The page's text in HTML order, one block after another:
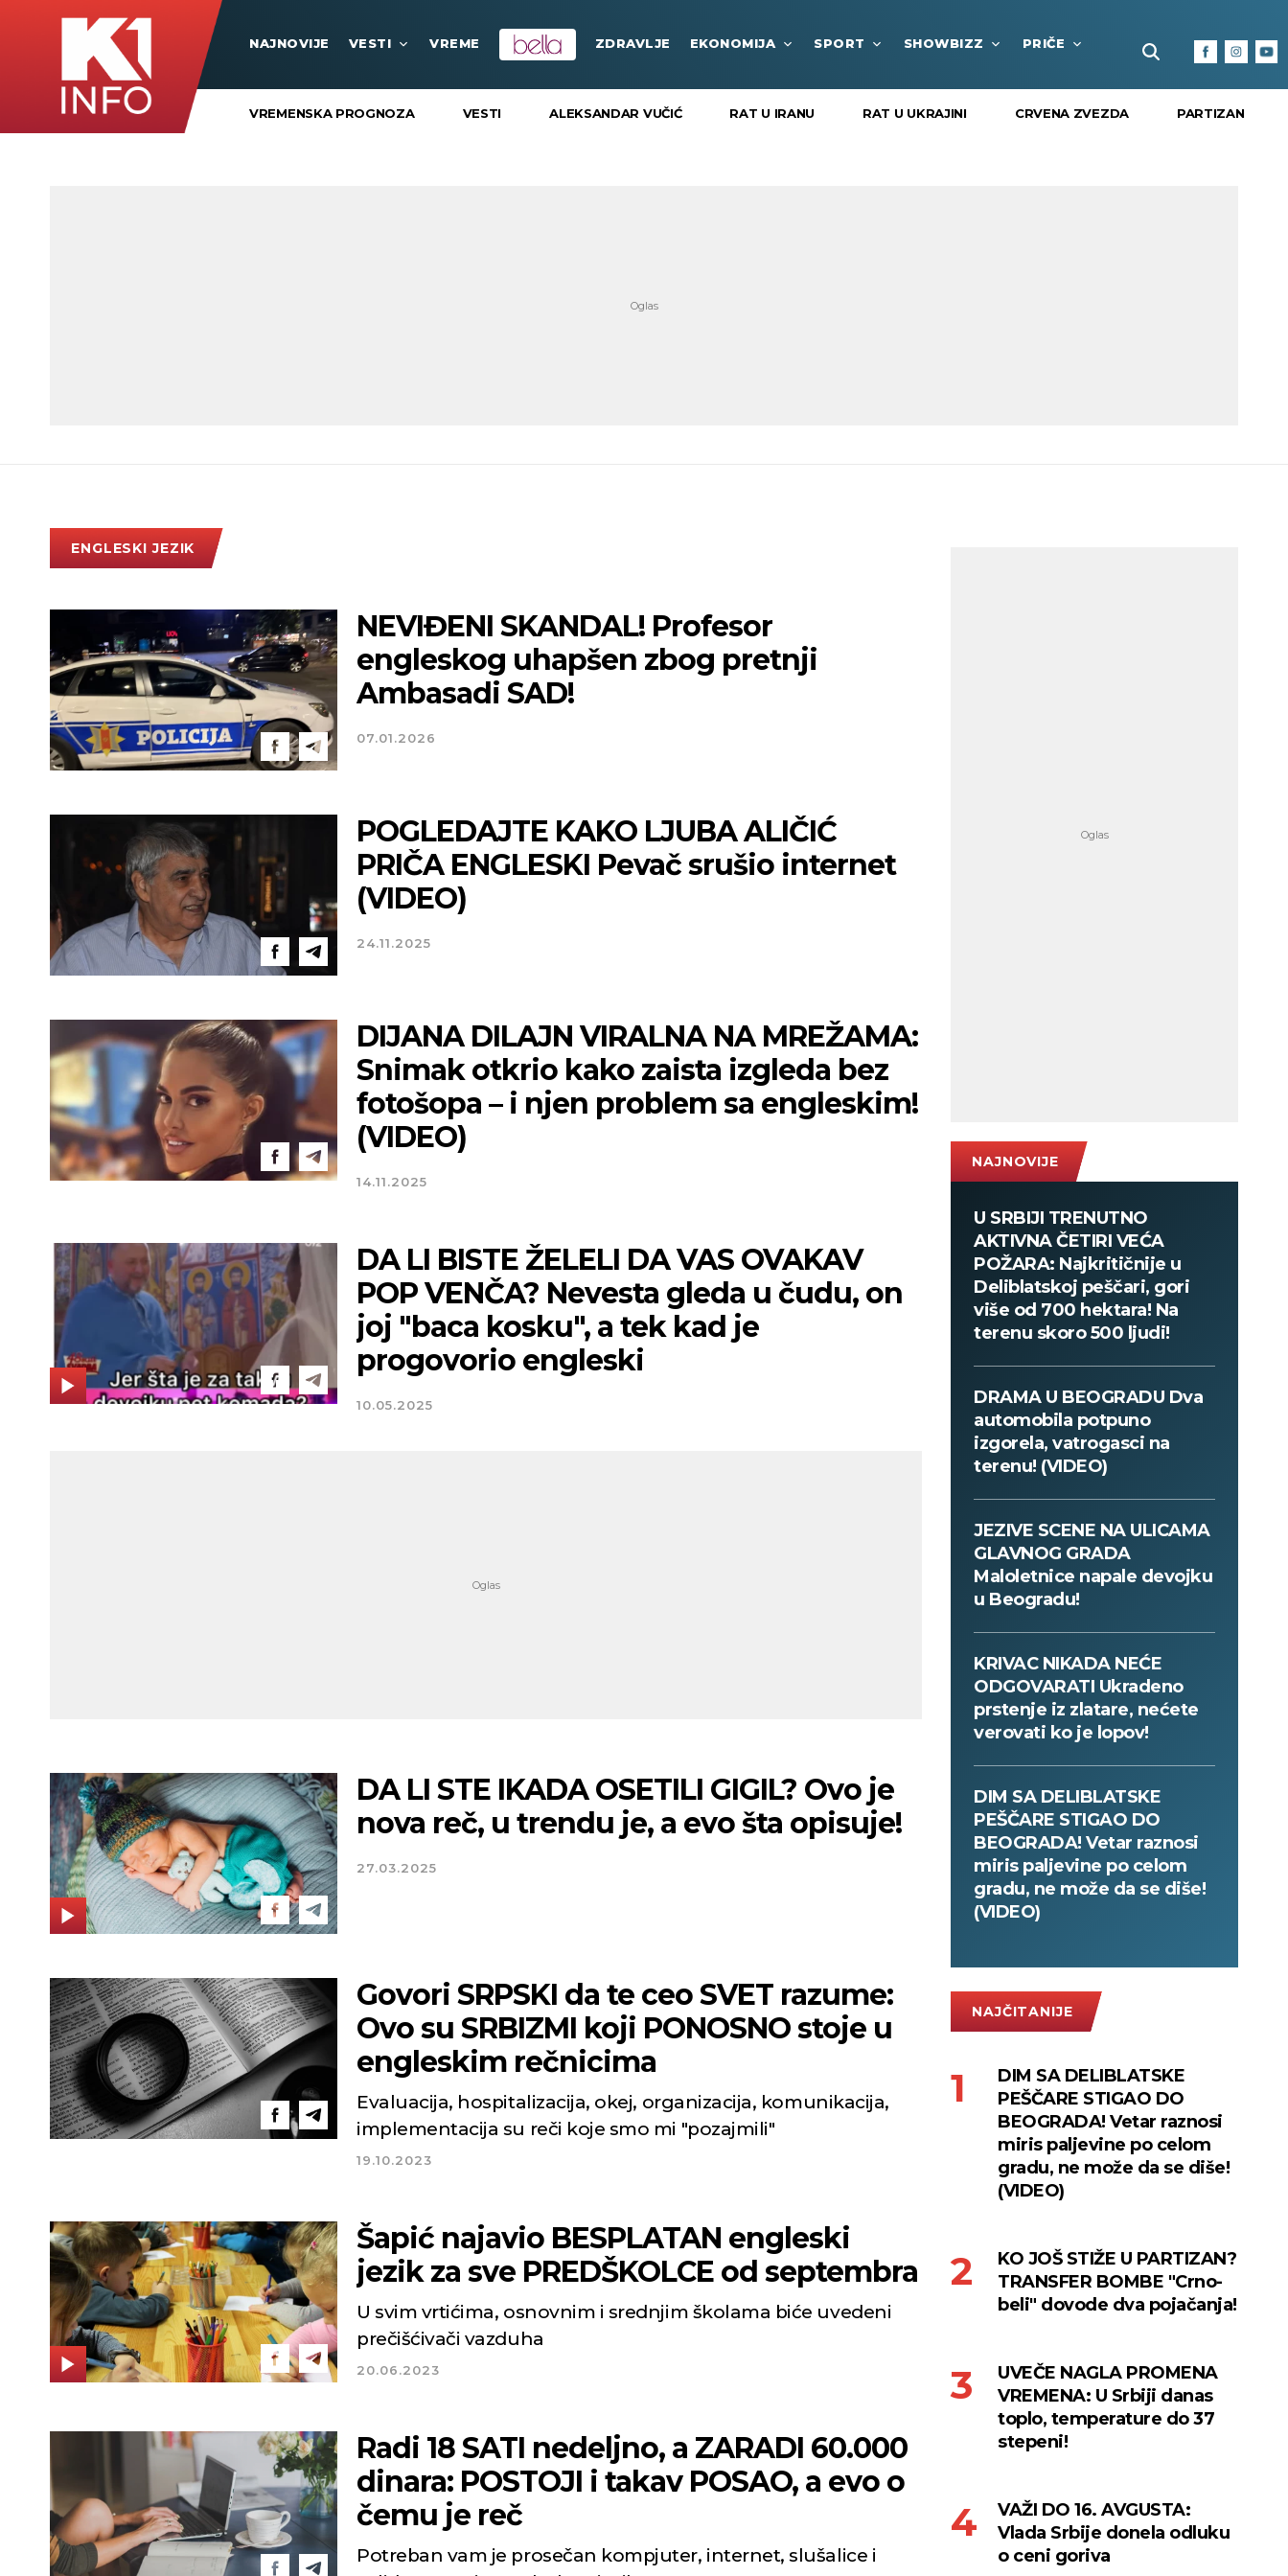
NAJNOVIJE VESTI VREME ZDRAVLJE EKONOMIJA SPORT SHOWBIZZ PRIČE FUN BOX KULTURA I
VREMENSKA PROGNOZA VESTI ALEKSANDAR VUČIĆ RAT U IRANU RAT U UKRAJINI CRVENA ZVEZDA PARTIZAN
ENGLESKI JEZIK
NEVIĐENI SKANDAL! Profesor
engleskog uhapšen zbog pretnji
Ambasadi SAD!
07.01.2026
POGLEDAJTE KAKO LJUBA ALIČIĆ
PRIČA ENGLESKI Pevač srušio internet
(VIDEO)
24.11.2025
DIJANA DILAJN VIRALNA NA MREŽAMA:
Snimak otkrio kako zaista izgleda bez
fotošopa – i njen problem sa engleskim!
(VIDEO)
14.11.2025
DA LI BISTE ŽELELI DA VAS OVAKAV
POP VENČA? Nevesta gleda u čudu, on
joj "baca kosku", a tek kad je
progovorio engleski
10.05.2025
DA LI STE IKADA OSETILI GIGIL? Ovo je
nova reč, u trendu je, a evo šta opisuje!
27.03.2025
Govori SRPSKI da te ceo SVET razume:
Ovo su SRBIZMI koji PONOSNO stoje u
engleskim rečnicima
Evaluacija, hospitalizacija, okej, organizacija, komunikacija,
implementacija su reči koje smo mi "pozajmili"
19.10.2023
Šapić najavio BESPLATAN engleski
jezik za sve PREDŠKOLCE od septembra
U svim vrtićima, osnovnim i srednjim školama biće uvedeni
prečišćivači vazduha
20.06.2023
Radi 18 SATI nedeljno, a ZARADI 60.000
dinara: POSTOJI i takav POSAO, a evo o
čemu je reč
Potreban vam je prosečan kompjuter, internet, slušalice i
NAJNOVIJE
U SRBIJI TRENUTNO
AKTIVNA ČETIRI VEĆA
POŽARA: Najkritičnije u
Deliblatskoj peščari, gori
više od 700 hektara! Na
terenu skoro 500 ljudi!
DRAMA U BEOGRADU Dva
automobila potpuno
izgorela, vatrogasci na
terenu! (VIDEO)
JEZIVE SCENE NA ULICAMA
GLAVNOG GRADA
Maloletnice napale devojku
u Beogradu!
KRIVAC NIKADA NEĆE
ODGOVARATI Ukradeno
prstenje iz zlatare, nećete
verovati ko je lopov!
DIM SA DELIBLATSKE
PEŠČARE STIGAO DO
BEOGRADA! Vetar raznosi
miris paljevine po celom
gradu, ne može da se diše!
(VIDEO)
NAJČITANIJE
DIM SA DELIBLATSKE
PEŠČARE STIGAO DO
BEOGRADA! Vetar raznosi
miris paljevine po celom
gradu, ne može da se diše!
(VIDEO)
KO JOŠ STIŽE U PARTIZAN?
TRANSFER BOMBE "Crno-
beli" dovode dva pojačanja!
UVEČE NAGLA PROMENA
VREMENA: U Srbiji danas
toplo, temperature do 37
stepeni!
VAŽI DO 16. AVGUSTA:
Vlada Srbije donela odluku
o ceni goriva